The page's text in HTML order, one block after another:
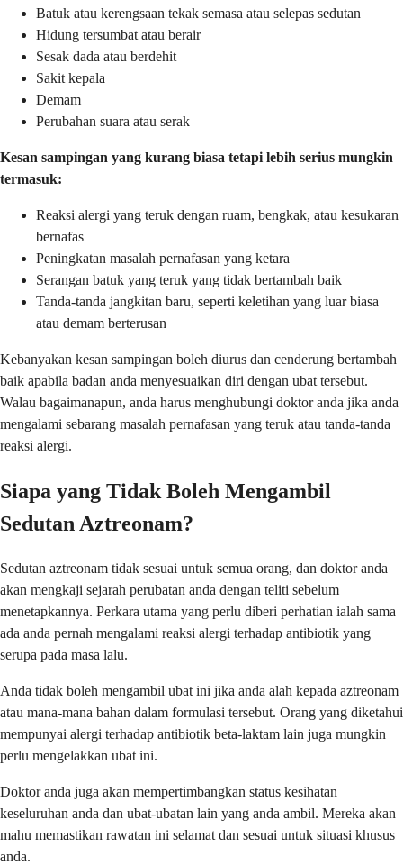
Batuk atau kerengsaan tekak semasa atau selepas sedutan
Hidung tersumbat atau berair
Sesak dada atau berdehit
Sakit kepala
Demam
Perubahan suara atau serak
Kesan sampingan yang kurang biasa tetapi lebih serius mungkin
termasuk:
Reaksi alergi yang teruk dengan ruam, bengkak, atau kesukaran
bernafas
Peningkatan masalah pernafasan yang ketara
Serangan batuk yang teruk yang tidak bertambah baik
Tanda-tanda jangkitan baru, seperti keletihan yang luar biasa
atau demam berterusan
Kebanyakan kesan sampingan boleh diurus dan cenderung bertambah
baik apabila badan anda menyesuaikan diri dengan ubat tersebut.
Walau bagaimanapun, anda harus menghubungi doktor anda jika anda
mengalami sebarang masalah pernafasan yang teruk atau tanda-tanda
reaksi alergi.
Siapa yang Tidak Boleh Mengambil
Sedutan Aztreonam?
Sedutan aztreonam tidak sesuai untuk semua orang, dan doktor anda
akan mengkaji sejarah perubatan anda dengan teliti sebelum
menetapkannya. Perkara utama yang perlu diberi perhatian ialah sama
ada anda pernah mengalami reaksi alergi terhadap antibiotik yang
serupa pada masa lalu.
Anda tidak boleh mengambil ubat ini jika anda alah kepada aztreonam
atau mana-mana bahan dalam formulasi tersebut. Orang yang diketahui
mempunyai alergi terhadap antibiotik beta-laktam lain juga mungkin
perlu mengelakkan ubat ini.
Doktor anda juga akan mempertimbangkan status kesihatan
keseluruhan anda dan ubat-ubatan lain yang anda ambil. Mereka akan
mahu memastikan rawatan ini selamat dan sesuai untuk situasi khusus
anda.